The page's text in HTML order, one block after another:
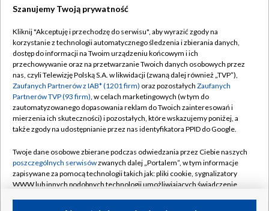
Dołącz do nas:
TVP
Abonament TVP
Emisja w TVP
Centrum informacji TVP
Naziemna Telewizja Cyfrowa
Sklep TVP
Rada Programowa
Regulamin TVP
Polityka prywatności
Moje zgody
Pomoc
Biuro reklamy
Kontakt
Szanujemy Twoją prywatność
Kliknij "Akceptuję i przechodzę do serwisu", aby wyrazić zgody na
korzystanie z technologii automatycznego śledzenia i zbierania danych,
dostęp do informacji na Twoim urządzeniu końcowym i ich
przechowywanie oraz na przetwarzanie Twoich danych osobowych przez
nas, czyli Telewizję Polską S.A. w likwidacji (zwaną dalej również „TVP”),
Zaufanych Partnerów z IAB* (1201 firm) oraz pozostałych Zaufanych
Partnerów TVP (93 firm), w celach marketingowych (w tym do
zautomatyzowanego dopasowania reklam do Twoich zainteresowań i
mierzenia ich skuteczności) i pozostałych, które wskazujemy poniżej, a
także zgody na udostępnianie przez nas identyfikatora PPID do Google.
Twoje dane osobowe zbierane podczas odwiedzania przez Ciebie naszych
poszczególnych serwisówzwanych dalej „Portalem”, w tym informacje
zapisywane za pomocą technologii takich jak: pliki cookie, sygnalizatory
WWW lub innych podobnych technologii umożliwiających świadczenie